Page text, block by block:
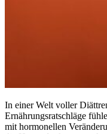
In einer Welt voller
Ernährungsratschläge
mit hormonellen